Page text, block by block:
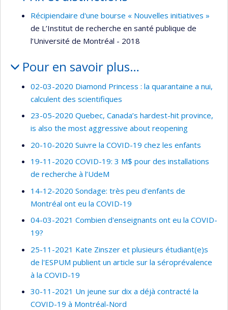
Récipiendaire d'une bourse « Nouvelles initiatives »
de L’Institut de recherche en santé publique de
l’Université de Montréal - 2018
Pour en savoir plus…
02-03-2020 Diamond Princess : la quarantaine a nui,
calculent des scientifiques
23-05-2020 Quebec, Canada’s hardest-hit province,
is also the most aggressive about reopening
20-10-2020 Suivre la COVID-19 chez les enfants
19-11-2020 COVID-19: 3 M$ pour des installations
de recherche à l’UdeM
14-12-2020 Sondage: très peu d'enfants de
Montréal ont eu la COVID-19
04-03-2021 Combien d'enseignants ont eu la COVID-
19?
25-11-2021 Kate Zinszer et plusieurs étudiant(e)s
de l'ESPUM publient un article sur la séroprévalence
à la COVID-19
30-11-2021 Un jeune sur dix a déjà contracté la
COVID-19 à Montréal-Nord